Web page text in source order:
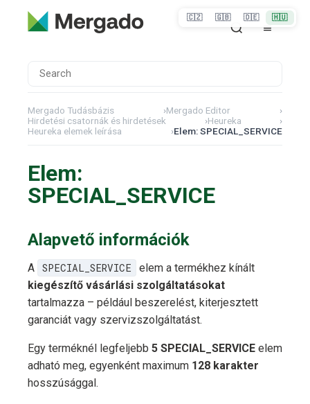
Mergado Tudásbázis ›Mergado Editor
›
Hirdetési csatornák és hirdetések
›Heureka
›
Heureka elemek leírása
›Elem: SPECIAL_SERVICE
Elem:
SPECIAL_SERVICE
Alapvető információk
A SPECIAL_SERVICE
elem a termékhez kínált
kiegészítő vásárlási szolgáltatásokat
tartalmazza – például beszerelést, kiterjesztett
garanciát vagy szervizszolgáltatást.
Egy terméknél legfeljebb 5 SPECIAL_SERVICE elem
adható meg, egyenként maximum 128 karakter
hosszúsággal.
🇨🇿 🇬🇧 🇩🇪 🇭🇺